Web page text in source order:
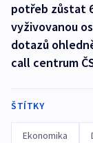
potřeb zůstat
vyživovanou
dotazů
call centrum
ŠTÍTKY
Ekonomika